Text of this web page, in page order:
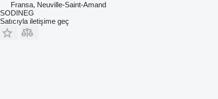
Fransa, Neuville-Saint-Amand
SODINEG
Satıcıyla iletişime geç